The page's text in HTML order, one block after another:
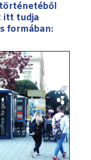
itt tudja
formában: